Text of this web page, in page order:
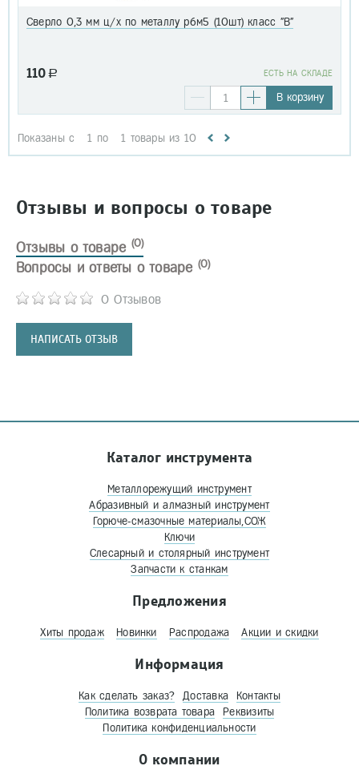
Сверло 0,3 мм ц/х по металлу р6м5 (10шт) класс "В"
110 a EСТЬ НА СКЛАДЕ
В корзину
Показаны с 1 по 1 товары из 10
Отзывы и вопросы о товаре
Отзывы о товаре (0)
0 Отзывов
НАПИСАТЬ ОТЗЫВ
Вопросы и ответы о товаре (0)
Каталог инструмента
Металлорежущий инструмент
Абразивный и алмазный инструмент
Горюче-смазочные материалы,СОЖ
Ключи
Слесарный и столярный инструмент
Запчасти к станкам
Предложения
Хиты продаж Новинки Распродажа Акции и скидки
Информация
Как сделать заказ? Доставка
Контакты
Политика возврата товара
Реквизиты
Политика конфиденциальности
О компании